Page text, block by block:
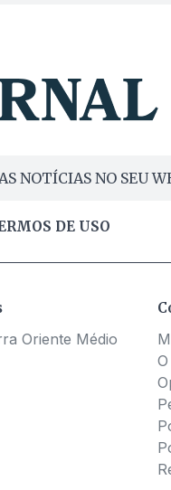
NOTÍCIAS NO SEU
DE USO
Oriente Médio